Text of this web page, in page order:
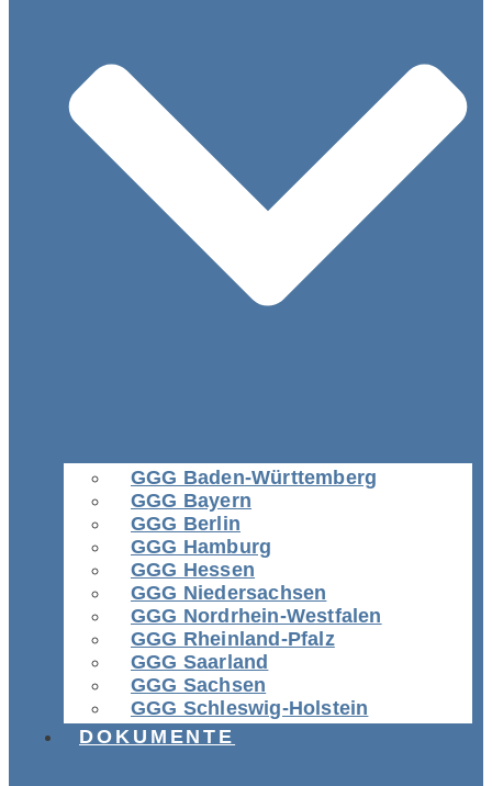
GGG Baden-Württemberg
GGG Bayern
GGG Berlin
GGG Hamburg
GGG Hessen
GGG Niedersachsen
GGG Nordrhein-Westfalen
GGG Rheinland-Pfalz
GGG Saarland
GGG Sachsen
GGG Schleswig-Holstein
DOKUMENTE